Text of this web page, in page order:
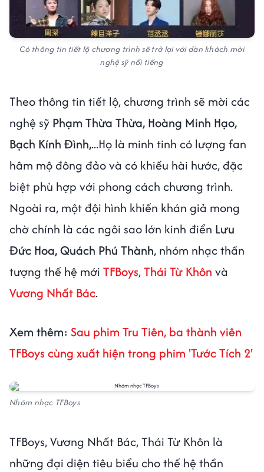
Có thông tin tiết lộ chương trình sẽ trở lại với dàn khách mời
nghệ sỹ nổi tiếng
Theo thông tin tiết lộ, chương trình sẽ mời các
nghệ sỹ Phạm Thừa Thừa, Hoàng Minh Hạo,
Bạch Kính Đình,...Họ là minh tinh có lượng fan
hâm mộ đông đảo và có khiếu hài hước, đặc
biệt phù hợp với phong cách chương trình.
Ngoài ra, một đội hình khiến khán giả mong
chờ chính là các ngôi sao lớn kinh điển Lưu
Đức Hoa, Quách Phú Thành, nhóm nhạc thần
tượng thế hệ mới TFBoys,Thái Từ Khôn và
Vương Nhất Bác.
Xem thêm: Sau phim Tru Tiên, ba thành viên
TFBoys cùng xuất hiện trong phim 'Tước Tích 2'
Nhóm nhạc TFBoys
TFBoys, Vương Nhất Bác, Thái Từ Khôn là
những đại diện tiêu biểu cho thế hệ thần